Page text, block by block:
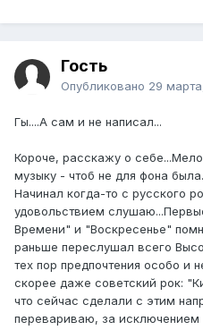
Гость
Опубликовано 29
Гы....А сам и не написал...
Короче, расскажу о
музыку - чтоб не для фона
Начинал когда-то с русского
удовольствием
Времени" и "Воскресенье"
раньше переслушал всего
тех пор предпочтения особо и
скорее даже советский рок:
что сейчас сделали с этим
перевариваю, за исключением